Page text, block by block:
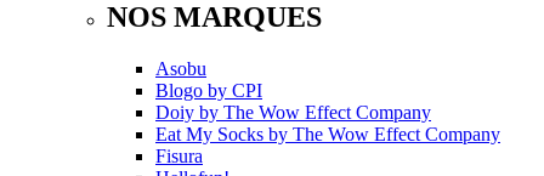
NOS MARQUES
Asobu
Blogo by CPI
Doiy by The Wow Effect Company
Eat My Socks by The Wow Effect Company
Fisura